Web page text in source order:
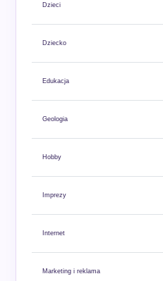
Dzieci
Dziecko
Edukacja
Geologia
Hobby
Imprezy
Internet
Marketing i reklama